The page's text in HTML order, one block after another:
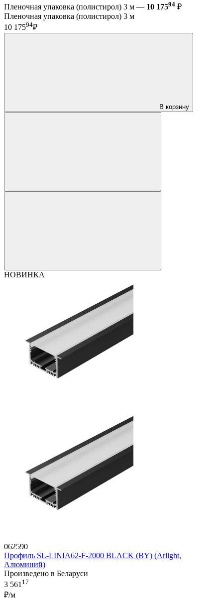
Пленочная упаковка (полистирол) 3 м — 10 17594 ₽
Пленочная упаковка (полистирол) 3 м
10 17594₽
В корзину
НОВИНКА
062590
Профиль SL-LINIA62-F-2000 BLACK (BY) (Arlight,
Алюминий)
Произведено в Беларуси
3 561 17
₽/м